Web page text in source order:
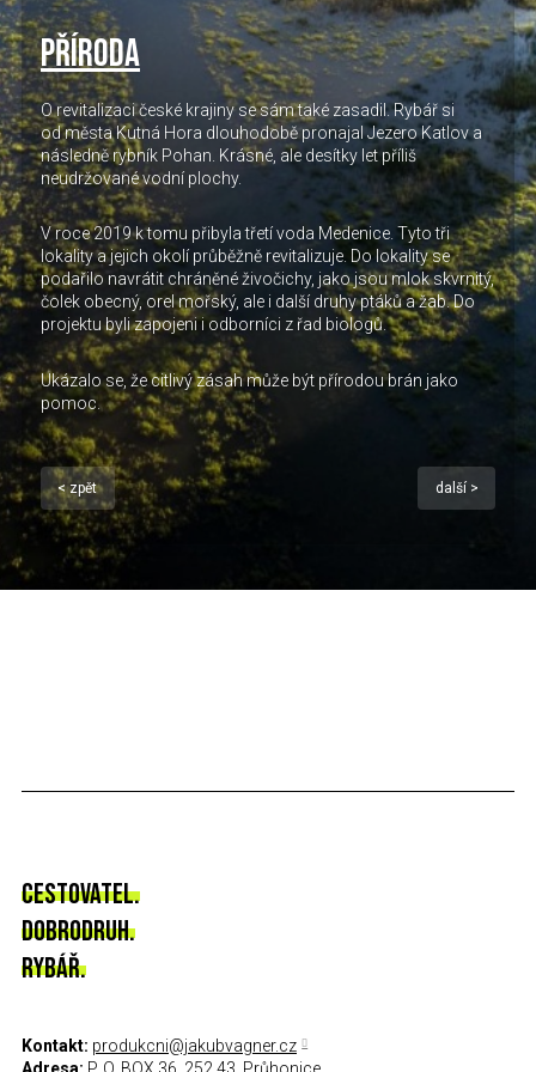
Příroda
O revitalizaci české krajiny se sám také zasadil. Rybář si
od města Kutná Hora dlouhodobě pronajal Jezero Katlov a
následně rybník Pohan. Krásné, ale desítky let příliš
neudržované vodní plochy.
V roce 2019 k tomu přibyla třetí voda Medenice. Tyto tři
lokality a jejich okolí průběžně revitalizuje. Do lokality se
podařilo navrátit chráněné živočichy, jako jsou mlok skvrnitý,
čolek obecný, orel mořský, ale i další druhy ptáků a žab. Do
projektu byli zapojeni i odborníci z řad biologů.
Ukázalo se, že citlivý zásah může být přírodou brán jako
pomoc.
< zpět další >
CESTOVATEL.
DOBRODRUH.
RYBÁŘ.
Kontakt: produkcni@jakubvagner.cz
Adresa: P. O. BOX 36, 252 43, Průhonice